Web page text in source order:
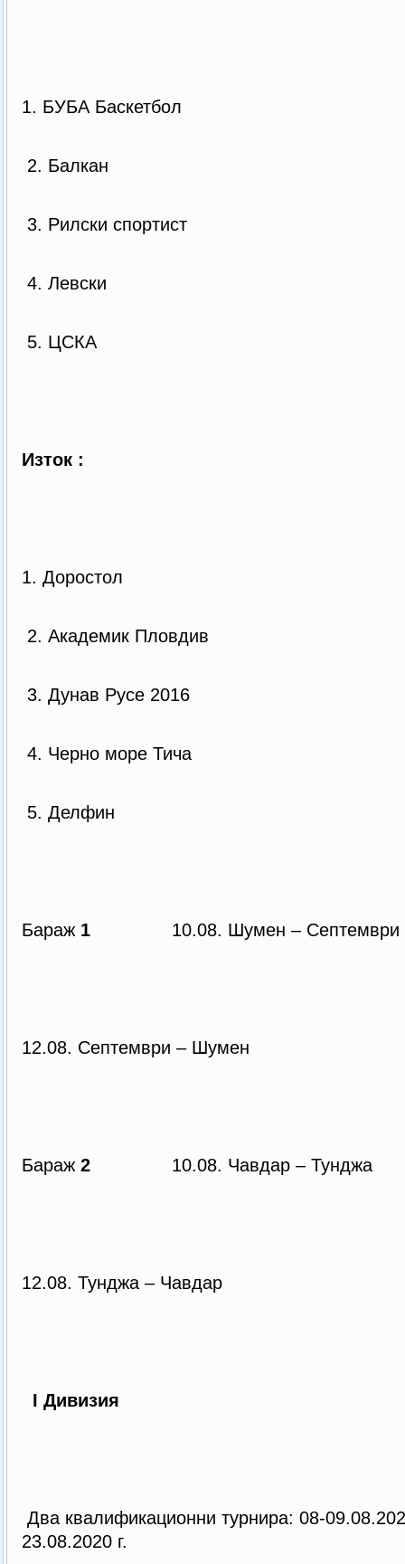
1. БУБА Баскетбол
2. Балкан
3. Рилски спортист
4. Левски
5. ЦСКА
Изток :
1. Доростол
2. Академик Пловдив
3. Дунав Русе 2016
4. Черно море Тича
5. Делфин
Бараж 110.08. Шумен –
12.08. Септември – Шумен
Бараж 210.08. Чавдар –
12.08. Тунджа – Чавдар
I Дивизия
Два квалификационни турнира: 08-
23.08.2020 г.